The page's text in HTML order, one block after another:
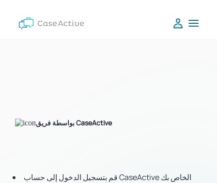
بواسطة فريق CaseActive
قم بتسجيل الدخول إلى حساب CaseActive الخاص بك